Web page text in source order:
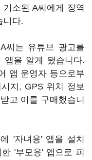
소된 A씨에게 징역
니다.
씨는 유튜브 광고를
앱을 알게 됐습니다.
앱 운영자 등으로부
지, GPS 위치 정보
고 이를 구매했습니
'자녀용' 앱을 설치
'부모용' 앱으로 피